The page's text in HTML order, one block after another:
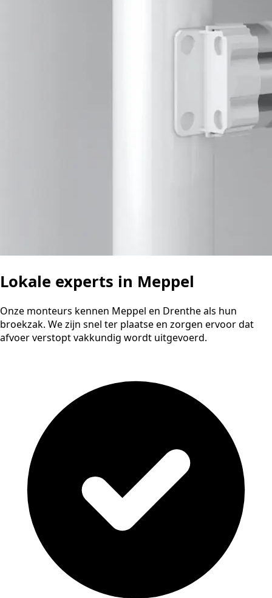
Lokale experts in Meppel
Onze monteurs kennen Meppel en Drenthe als hun
broekzak. We zijn snel ter plaatse en zorgen ervoor dat
afvoer verstopt vakkundig wordt uitgevoerd.